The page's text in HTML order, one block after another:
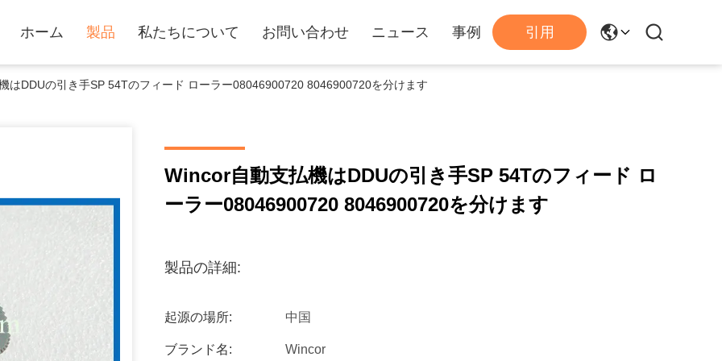
ホーム 製品 私たちについて お問い合わせ ニュース 事例 引用
はDDUの引き手SP 54Tのフィード ローラー08046900720 8046900720を分けます
Wincor自動支払機はDDUの引き手SP 54Tのフィード ロ
ーラー08046900720 8046900720を分けます
製品の詳細:
起源の場所: 中国
ブランド名: Wincor